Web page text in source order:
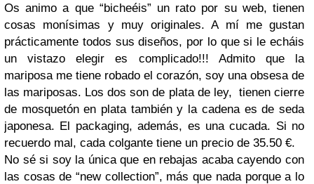
Os animo a que “bicheéis” un rato por su web, tienen
cosas monísimas y muy originales. A mí me gustan
prácticamente todos sus diseños, por lo que si le echáis
un vistazo elegir es complicado!!! Admito que la
mariposa me tiene robado el corazón, soy una obsesa de
las mariposas. Los dos son de plata de ley, tienen cierre
de mosquetón en plata también y la cadena es de seda
japonesa. El packaging, además, es una cucada. Si no
recuerdo mal, cada colgante tiene un precio de 35.50 €.
No sé si soy la única que en rebajas acaba cayendo con
las cosas de “new collection”, más que nada porque a lo